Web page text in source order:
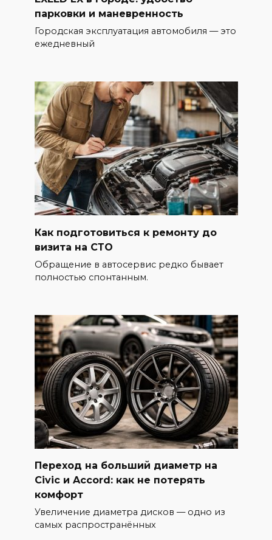
парковки и маневренность
Городская эксплуатация автомобиля — это
ежедневный
Как подготовиться к ремонту до
визита на СТО
Обращение в автосервис редко бывает
полностью спонтанным.
Переход на больший диаметр на
Civic и Accord: как не потерять
комфорт
Увеличение диаметра дисков — одно из
самых распространённых